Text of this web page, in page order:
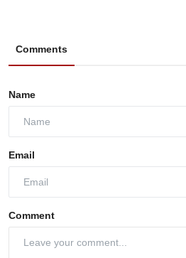
Comments
Name
Email
Comment